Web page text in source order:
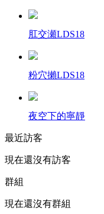
肛交瀬LDS18
粉穴攋LDS18
夜空下的寧靜
最近訪客
現在還沒有訪客
群組
現在還沒有群組